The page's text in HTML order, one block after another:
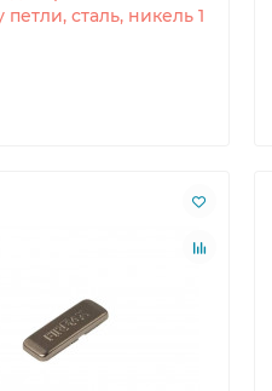
сталь, никель 1